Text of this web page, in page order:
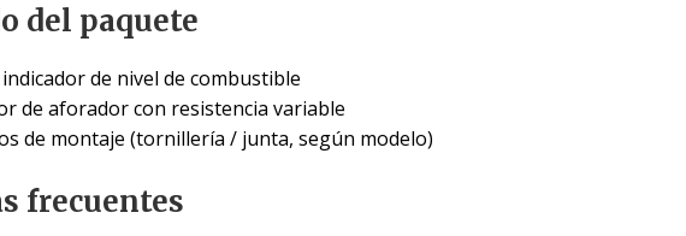
del paquete
indicador de nivel de combustible
de aforador con resistencia variable
de montaje (tornillería / junta, según modelo)
frecuentes